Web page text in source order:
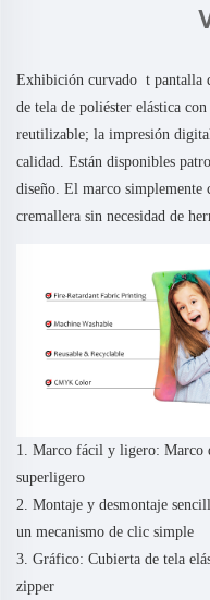
Exhibición curvado t pantalla
de tela de poliéster elástica
reutilizable; la impresión
calidad. Están disponibles
diseño. El marco simplemente
cremallera sin necesidad de
1. Marco fácil y ligero: Marco
superligero
2. Montaje y desmontaje
un mecanismo de clic simple
3. Gráfico: Cubierta de tela
zipper